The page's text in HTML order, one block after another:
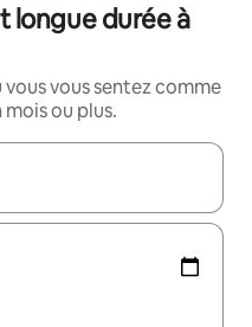
longue durée à
vous sentez comme
ou plus.
utilisez les flèches vers le